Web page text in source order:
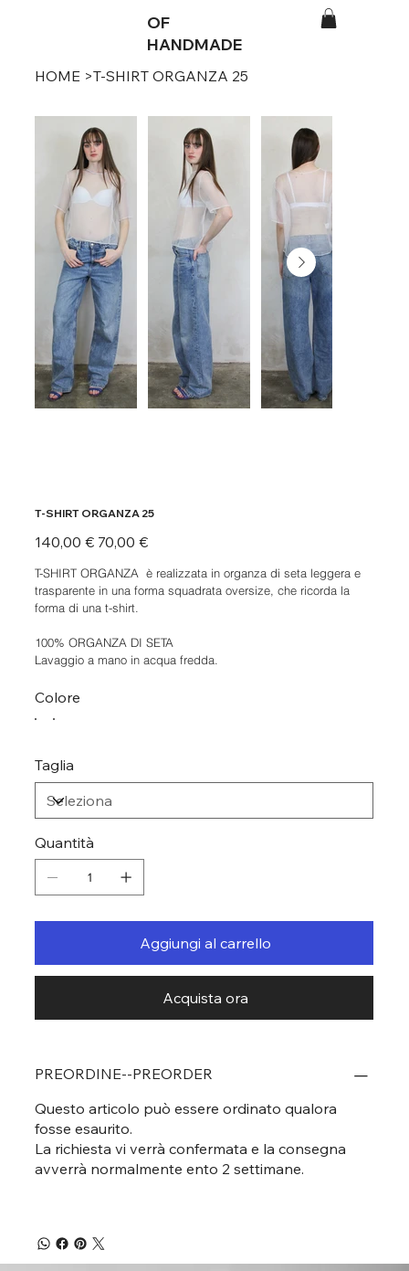
OF
HANDMADE
HOME >T-SHIRT ORGANZA 25
T-SHIRT ORGANZA 25
Prezzo
originale
140,00 € Prezzo
scontato
70,00 €
T-SHIRT ORGANZA è realizzata in organza di seta leggera e
trasparente in una forma squadrata oversize, che ricorda la
forma di una t-shirt.
100% ORGANZA DI SETA
Lavaggio a mano in acqua fredda.
Colore
Taglia
Quantità
Aggiungi al carrello
Acquista ora
PREORDINE--PREORDER
Questo articolo può essere ordinato qualora
fosse esaurito.
La richiesta vi verrà confermata e la consegna
avverrà normalmente ento 2 settimane.